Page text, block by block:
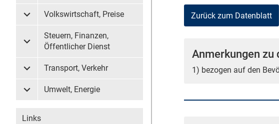
Untermenü Volkswirtschaft, Preise
Volkswirtschaft, Preise
Untermenü Steuern, Finanzen, Öffentlicher Dienst
Steuern, Finanzen,
Öffentlicher Dienst
Untermenü Transport, Verkehr
Transport, Verkehr
Untermenü Umwelt, Energie
Umwelt, Energie
Links
Zurück zum Datenblatt
Anmerkungen zu
1) bezogen auf den